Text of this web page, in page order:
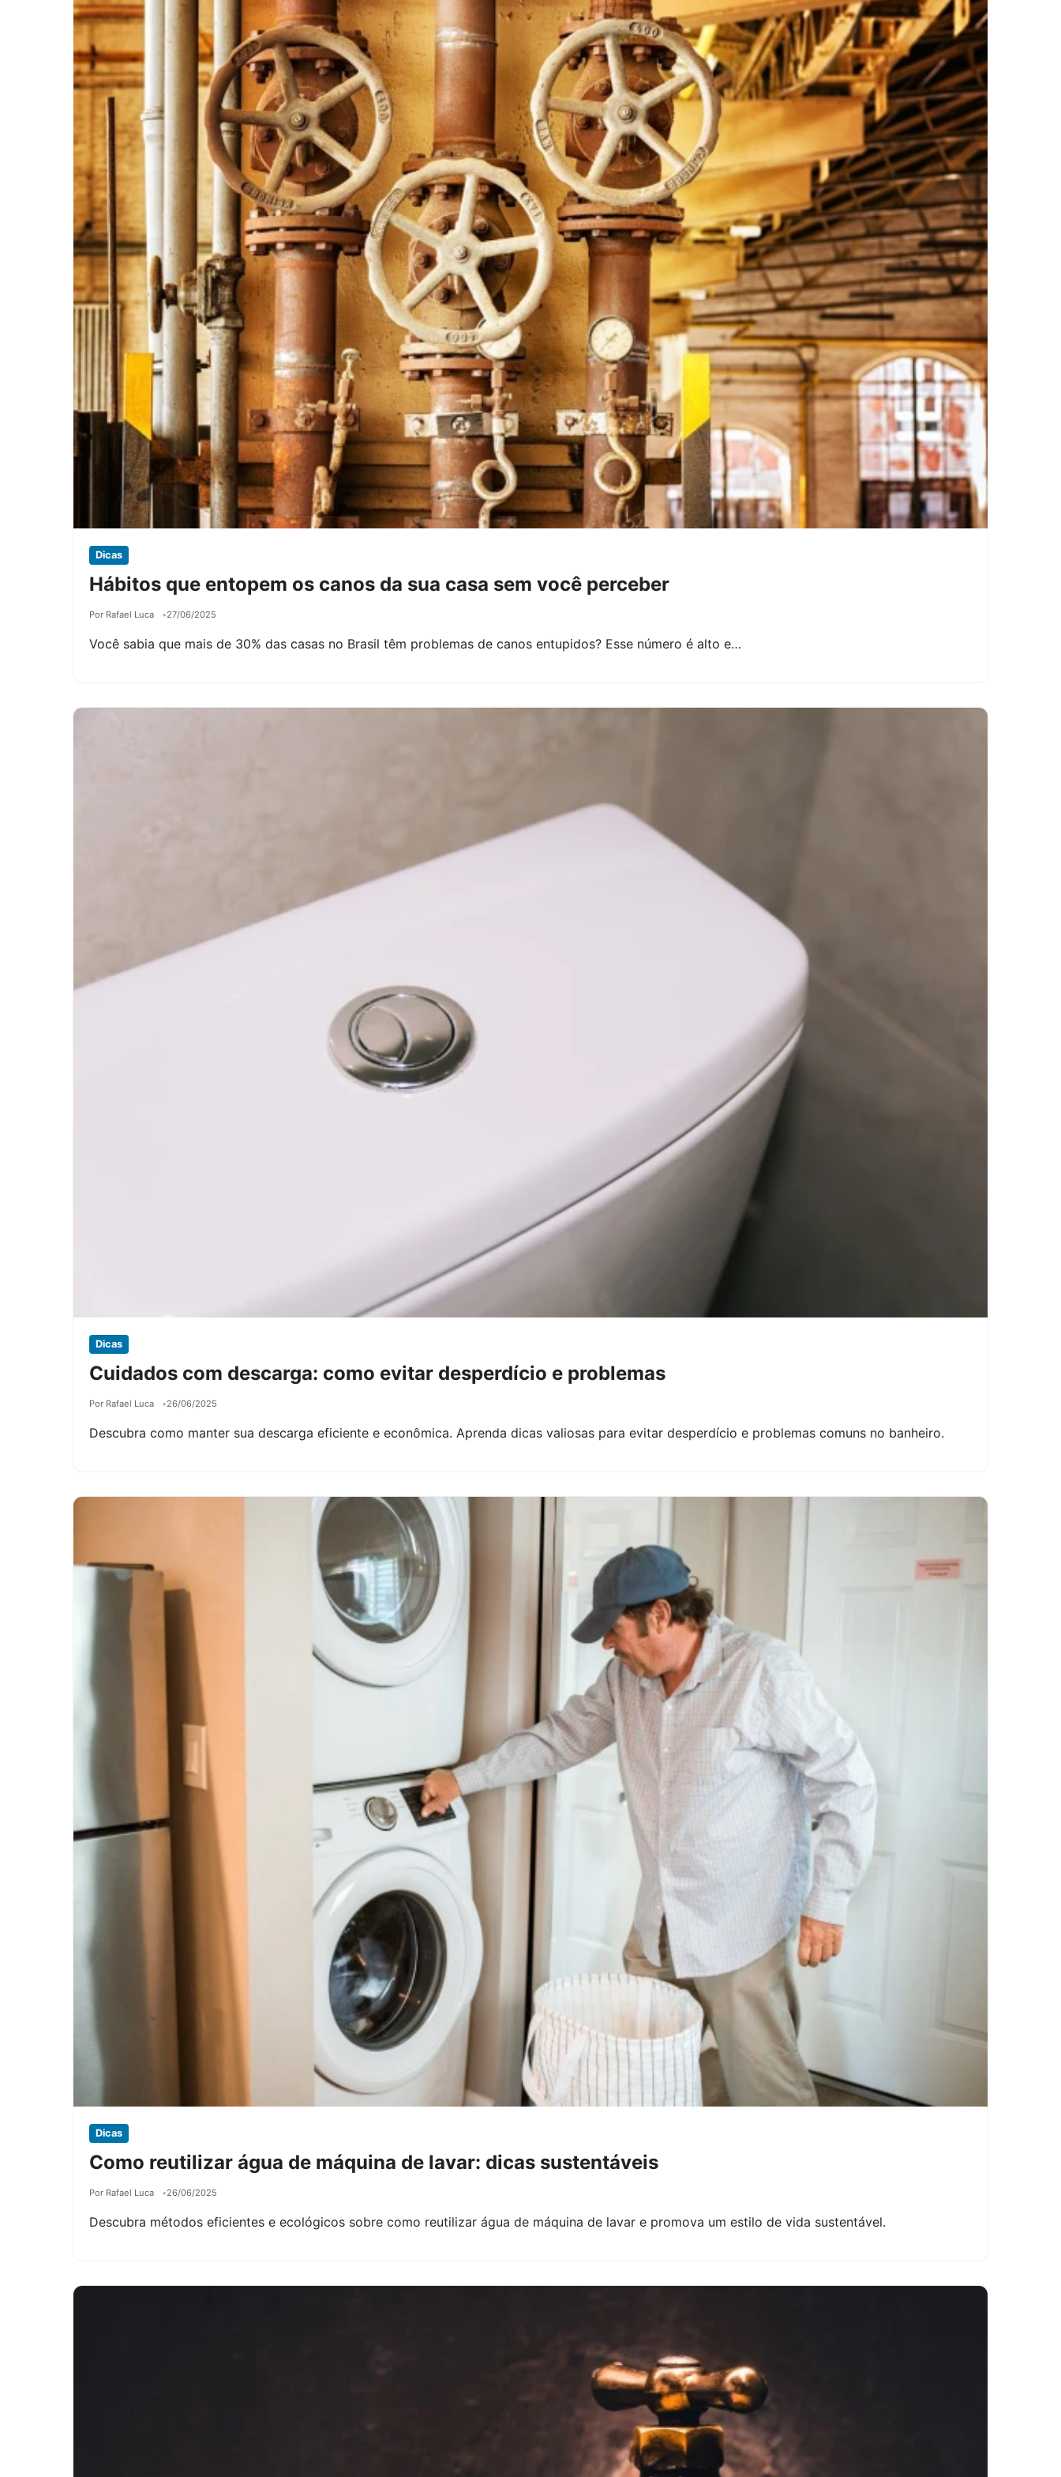
Dicas
Hábitos que entopem os canos da sua casa sem você perceber
Por Rafael Luca 27/06/2025
Você sabia que mais de 30% das casas no Brasil têm problemas de canos entupidos? Esse número é alto e…
Dicas
Cuidados com descarga: como evitar desperdício e problemas
Por Rafael Luca 26/06/2025
Descubra como manter sua descarga eficiente e econômica. Aprenda dicas valiosas para evitar desperdício e problemas comuns no banheiro.
Dicas
Como reutilizar água de máquina de lavar: dicas sustentáveis
Por Rafael Luca 26/06/2025
Descubra métodos eficientes e ecológicos sobre como reutilizar água de máquina de lavar e promova um estilo de vida sustentável.